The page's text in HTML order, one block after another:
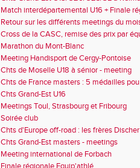
Match interdépartemental U16 + Finale
Obernai
Retour sur les différents meetings du
Cross de la CASC, remise des prix par
collèges
Marathon du Mont-Blanc
Meeting Handisport de Cergy-Pontoise
Chts de Moselle U18 à sénior - meeting
Chts de France masters : 5 médailles
Chts Grand-Est U16
Meetings Toul, Strasbourg et Fribourg
Soirée club
Chts d'Europe off-road : les frères
Chts Grand-Est masters - meetings
Meeting international de Forbach